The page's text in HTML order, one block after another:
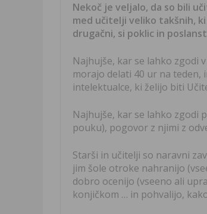
Nekoč je veljalo, da so bili
med učitelji veliko takšnih,
drugačni, si poklic in
Najhujše, kar se lahko zgodi
morajo delati 40 ur na teden,
intelektualce, ki želijo biti
Najhujše, kar se lahko zgodi
pouku), pogovor z njimi z
Starši in učitelji so naravni
jim šole otroke nahranijo
dobro ocenijo (vseeno ali
konjičkom … in pohvalijo,